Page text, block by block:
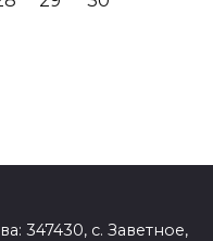
347430, с. Заветное,